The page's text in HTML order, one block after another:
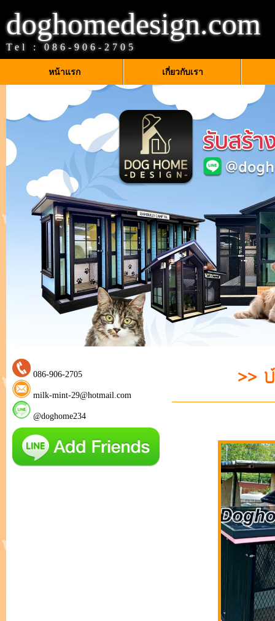
doghomedesign.com
Tel : 086-906-2705
หน้าแรก เกี่ยวกับเรา
086-906-2705
milk-mint-29@hotmail.com
@doghome234
>>